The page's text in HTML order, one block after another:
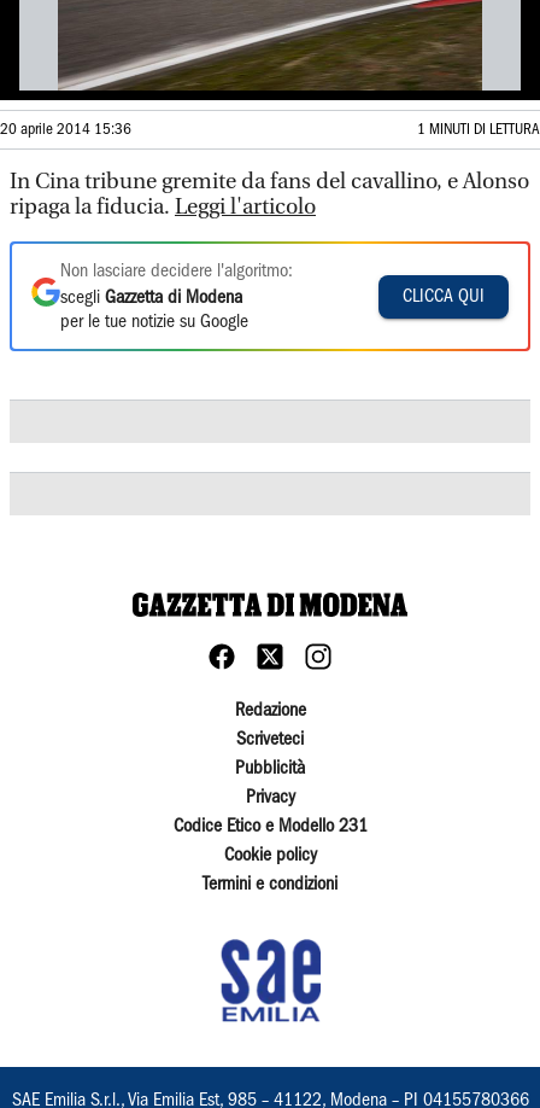
20 aprile 2014 15:36 1 MINUTI DI LETTURA
In Cina tribune gremite da fans del cavallino, e Alonso
ripaga la fiducia. Leggi l'articolo
Non lasciare decidere l'algoritmo:
scegli Gazzetta di Modena
per le tue notizie su Google
CLICCA QUI
Redazione
Scriveteci
Pubblicità
Privacy
Codice Etico e Modello 231
Cookie policy
Termini e condizioni
SAE Emilia S.r.l., Via Emilia Est, 985 – 41122, Modena – PI 04155780366